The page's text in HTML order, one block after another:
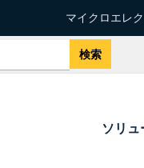
マイクロエレ
ソリ